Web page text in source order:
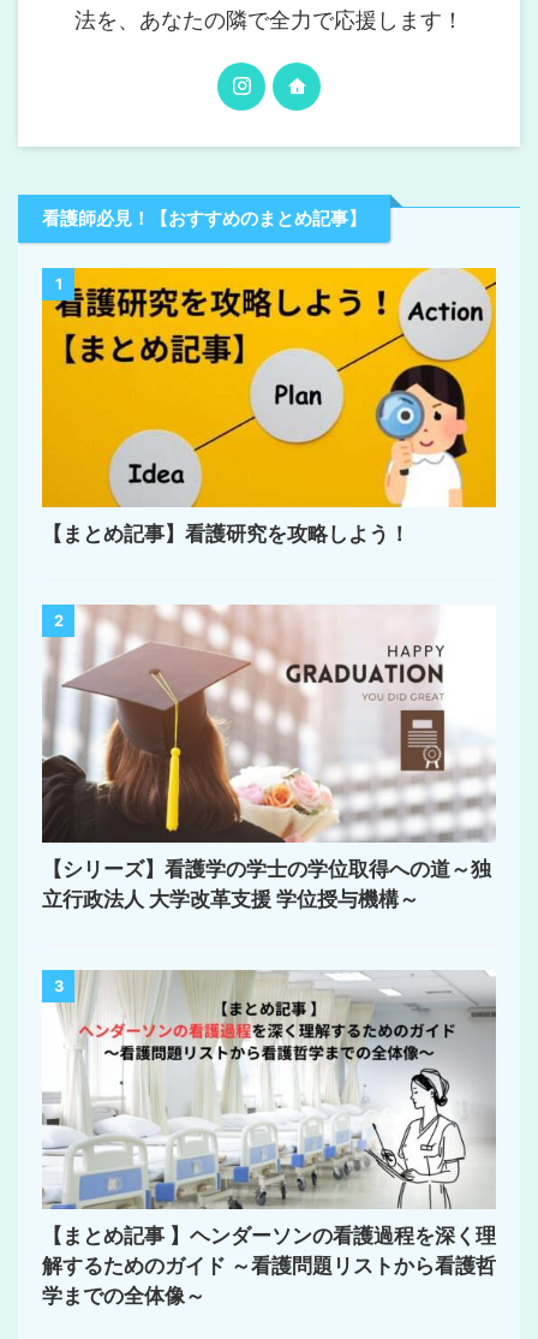
法を、あなたの隣で全力で応援します！
看護師必見！【おすすめのまとめ記事】
1
【まとめ記事】看護研究を攻略しよう！
2
【シリーズ】看護学の学士の学位取得への道～独
立行政法人 大学改革支援 学位授与機構～
3
【まとめ記事 】ヘンダーソンの看護過程を深く理
解するためのガイド ～看護問題リストから看護哲
学までの全体像～